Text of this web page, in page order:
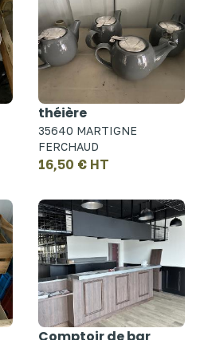
théière
35640 MARTIGNE
FERCHAUD
16,50 € HT